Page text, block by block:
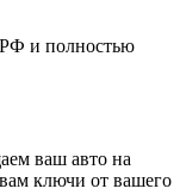
РФ и полностью
ваш авто на
ключи от вашего